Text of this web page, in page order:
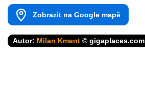
Zobrazit na Google mapě
Autor: Milan Kment © gigaplaces.com